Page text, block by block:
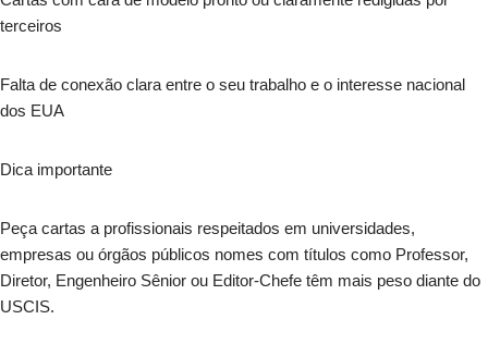
terceiros
Falta de conexão clara entre o seu trabalho e o interesse nacional
dos EUA
Dica importante
Peça cartas a profissionais respeitados em universidades,
empresas ou órgãos públicos nomes com títulos como Professor,
Diretor, Engenheiro Sênior ou Editor-Chefe têm mais peso diante do
USCIS.